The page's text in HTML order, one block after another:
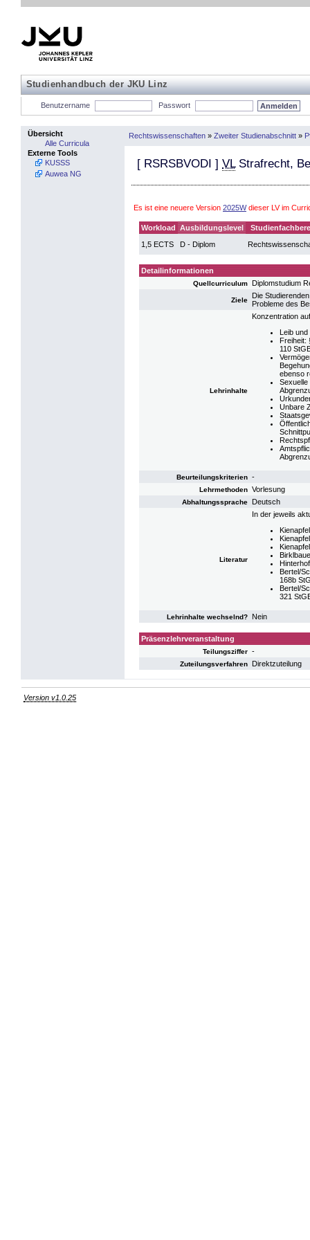
Studienhandbuch der JKU Linz
Benutzername Passwort
Übersicht
Alle Curricula
Externe Tools
KUSSS
Auwea NG
Rechtswissenschaften » Zweiter Studienabschnitt »
[ RSRSBVODI ] VLStrafrecht,
Es ist eine neuere Version 2025Wdieser LV im
Workload Ausbildungslevel
1,5 ECTS
D - Diplom
Detailinformationen
Quellcurriculum Diplomstudium
Ziele
Die
Probleme des
Lehrinhalte
Konzentration
Leib und
Freiheit:
110
ebenso
Sexuelle
Unbare
Beurteilungskriterien -
Lehrmethoden Vorlesung
Abhaltungssprache Deutsch
Literatur
In der jeweils
Bertel/
168b
Bertel/
321
Lehrinhalte wechselnd? Nein
Präsenzlehrveranstaltung
Teilungsziffer -
Zuteilungsverfahren Direktzuteilung
Version v1.0.25